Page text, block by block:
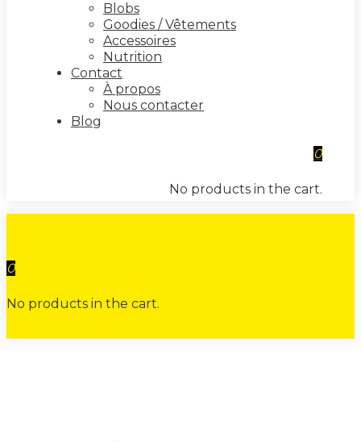
Blobs
Goodies / Vêtements
Accessoires
Nutrition
Contact
À propos
Nous contacter
Blog
0
No products in the cart.
0
No products in the cart.